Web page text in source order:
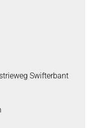
Swifterbant